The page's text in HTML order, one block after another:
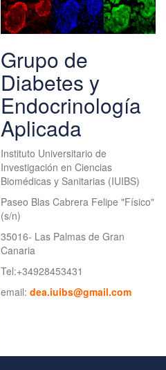
Grupo de
Diabetes y
Endocrinología
Aplicada
Instituto Universitario de
Investigación en Ciencias
Biomédicas y Sanitarias (IUIBS)
Paseo Blas Cabrera Felipe "Físico"
(s/n)
35016- Las Palmas de Gran
Canaria
Tel:+34928453431
email: dea.iuibs@gmail.com